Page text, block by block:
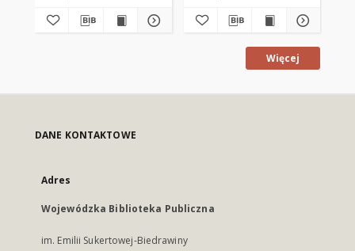
Więcej
DANE KONTAKTOWE
Adres
Wojewódzka Biblioteka Publiczna
im. Emilii Sukertowej-Biedrawiny